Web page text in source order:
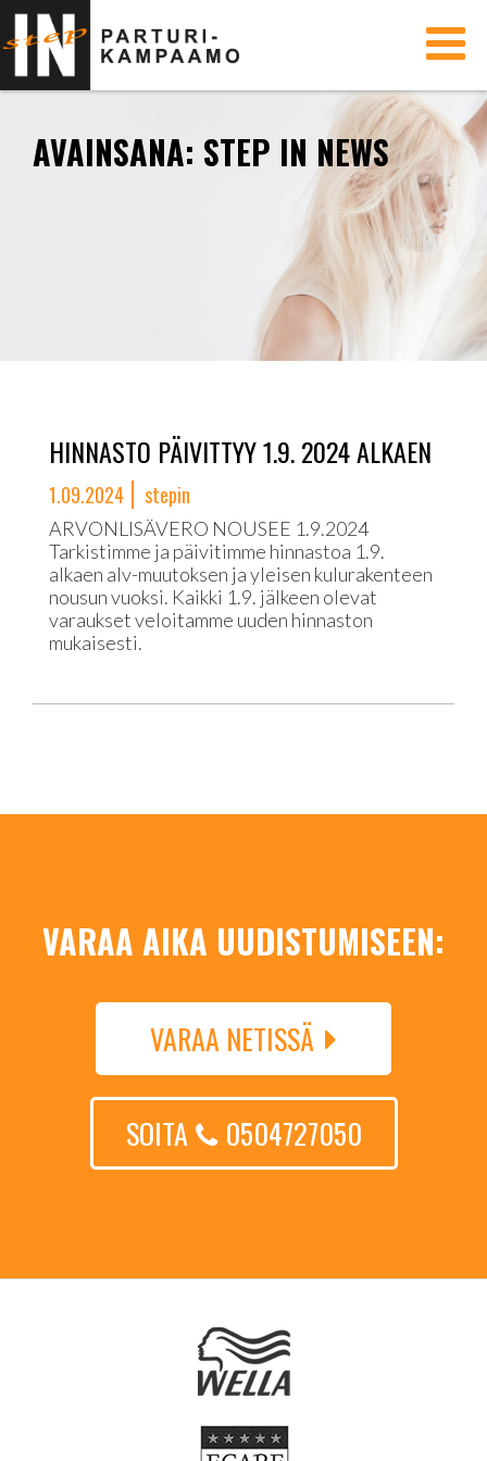
Toggle
AVAINSANA: STEP IN NEWS
HINNASTO PÄIVITTYY 1.9. 2024 ALKAEN
1.09.2024 stepin
ARVONLISÄVERO NOUSEE 1.9.2024
Tarkistimme ja päivitimme hinnastoa 1.9.
alkaen alv-muutoksen ja yleisen kulurakenteen
nousun vuoksi. Kaikki 1.9. jälkeen olevat
varaukset veloitamme uuden hinnaston
mukaisesti.
VARAA AIKA UUDISTUMISEEN:
VARAA NETISSÄ
SOITA 0504727050